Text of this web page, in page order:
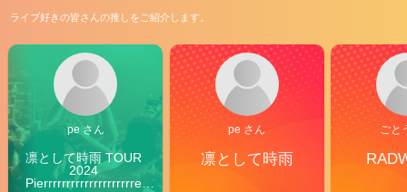
ライブ好きの皆さんの推しをご紹介します。
pe さん
凛として時雨 TOUR
2024
Pierrrrrrrrrrrrrrrrrrrre
pe さん
凛として時雨
ごと